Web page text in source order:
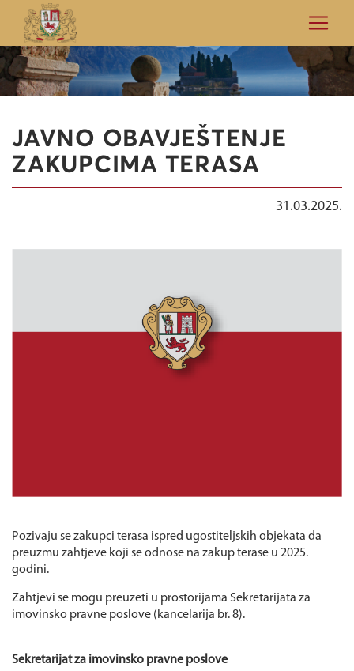
JAVNO OBAVJEŠTENJE
ZAKUPCIMA TERASA
31.03.2025.
Pozivaju se zakupci terasa ispred ugostiteljskih objekata da
preuzmu zahtjeve koji se odnose na zakup terase u 2025.
godini.
Zahtjevi se mogu preuzeti u prostorijama Sekretarijata za
imovinsko pravne poslove (kancelarija br. 8).
Sekretarijat za imovinsko pravne poslove